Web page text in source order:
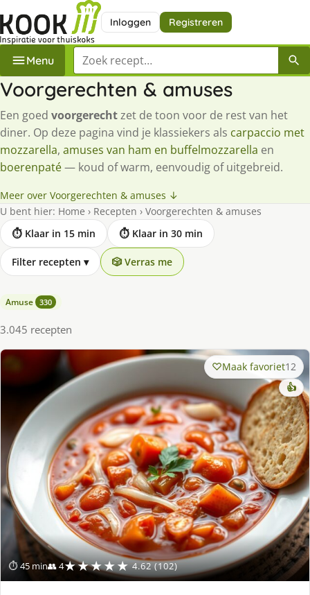
Inloggen Registreren
Menu Zoek een recept
Voorgerechten & amuses
Een goed voorgerechtzet de toon voor de rest van het
diner. Op deze pagina vind je klassiekers als carpaccio met
mozzarella, amuses van ham en buffelmozzarella en
boerenpaté— koud of warm, eenvoudig of uitgebreid.
Meer over Voorgerechten & amuses ↓
U bent hier: Home › Recepten › Voorgerechten & amuses
⏱ Klaar in 15 min
⏱ Klaar in 30 min
Filter recepten ▾ 🎲 Verras me
Amuse 330
3.045 recepten
⏱ 45 min👥 4★★★★★ 4.62 (102)
Maak favoriet12
👍